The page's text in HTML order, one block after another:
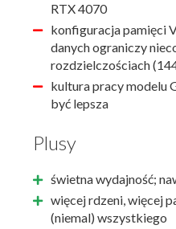
RTX 4070
konfiguracja pamięci
danych ograniczy
rozdzielczościach
kultura pracy modelu
być lepsza
Plusy
świetna wydajność;
więcej rdzeni, więcej
(niemal) wszystkiego